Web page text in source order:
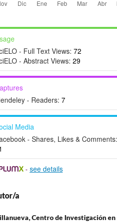
- Full Text Views: 72
- Abstract Views: 29
- Readers: 7
Media
- Shares, Likes & Comments:
- see details
a
Centro de Investigación en